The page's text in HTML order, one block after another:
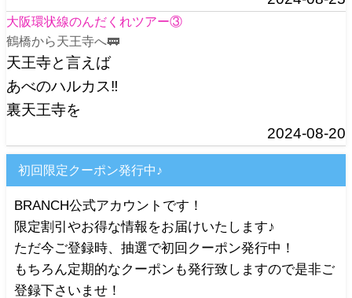
大阪環状線のんだくれツアー③
鶴橋から天王寺へ🚃
天王寺と言えば
あべのハルカス‼️
裏天王寺を
2024-08-20
初回限定クーポン発行中♪
BRANCH公式アカウントです！
限定割引やお得な情報をお届けいたします♪
ただ今ご登録時、抽選で初回クーポン発行中！
もちろん定期的なクーポンも発行致しますので是非ご
登録下さいませ！